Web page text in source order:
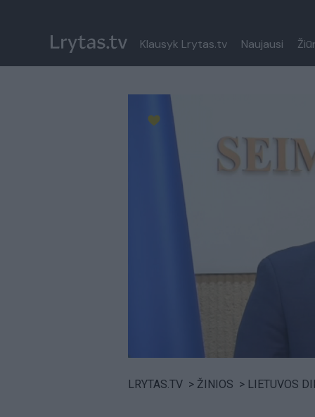
Klausyk Lrytas.tv Naujausi
Paremkite Ukrainą
LRYTAS.TV > ŽINIOS > LIETUVOS